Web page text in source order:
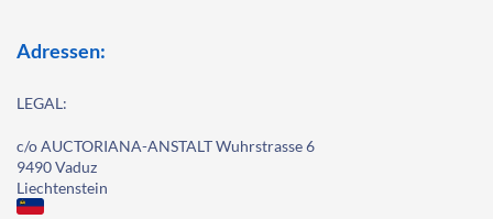
Adressen:
LEGAL:
c/o AUCTORIANA-ANSTALT Wuhrstrasse 6
9490 Vaduz
Liechtenstein